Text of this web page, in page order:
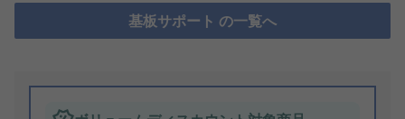
基板サポート の一覧へ